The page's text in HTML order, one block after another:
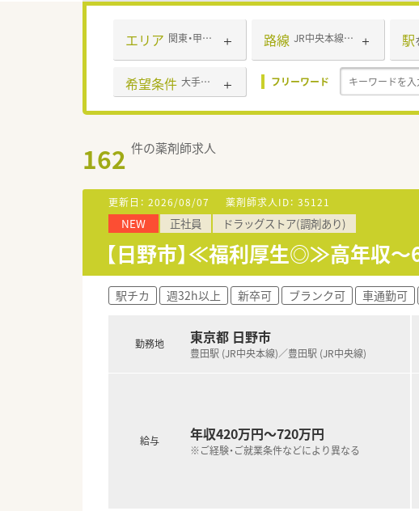
エリア 関東・甲信越・北陸 路線 JR中央本線(東京～塩尻) 駅
希望条件 大手チェーン フリーワード
162 件の薬剤師求人
更新日： 2026/08/07 薬剤師求人ID： 35121
NEW 正社員 ドラッグストア(調剤あり)
【日野市】≪福利厚生◎≫高年収
駅チカ 週32h以上 新卒可 ブランク可 車通勤可
勤務地 東京都 日野市
豊田駅 (JR中央本線)／豊田駅 (JR中央線)
給与 年収420万円～720万円
※ご経験・ご就業条件などにより異なる